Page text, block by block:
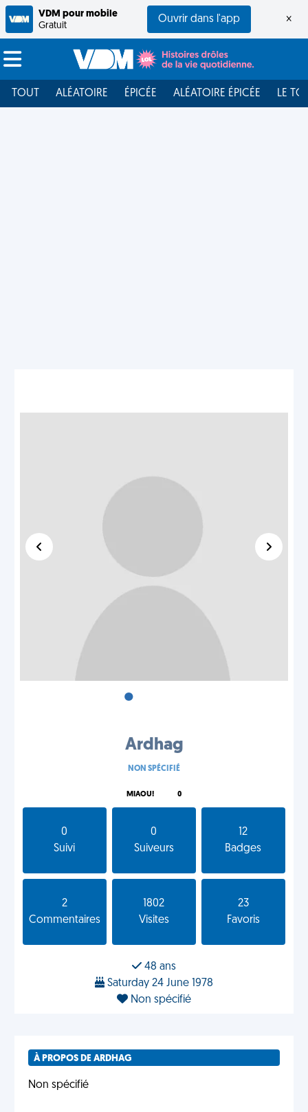
VDM pour mobile
Gratuit
Ouvrir dans l'app ×
TOUT ALÉATOIRE ÉPICÉE ALÉATOIRE ÉPICÉE LE
•
Ardhag
NON SPÉCIFIÉ
MIAOU! 0
0
Suivi
0
Suiveurs
12
Badges
2
Commentaires
1802
Visites
23
Favoris
48 ans
Saturday 24 June 1978
Non spécifié
À PROPOS DE ARDHAG
Non spécifié